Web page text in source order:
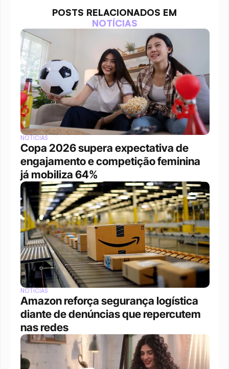
POSTS RELACIONADOS EM
NOTÍCIAS
NOTÍCIAS
Copa 2026 supera expectativa de
engajamento e competição feminina
já mobiliza 64%
NOTÍCIAS
Amazon reforça segurança logística
diante de denúncias que repercutem
nas redes